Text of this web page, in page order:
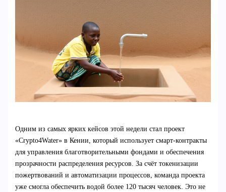
Одним из самых ярких кейсов этой недели стал проект
«Crypto4Water» в Кении, который использует смарт-контракты
для управления благотворительными фондами и обеспечения
прозрачности распределения ресурсов. За счёт токенизации
пожертвований и автоматизации процессов, команда проекта
уже смогла обеспечить водой более 120 тысяч человек. Это не